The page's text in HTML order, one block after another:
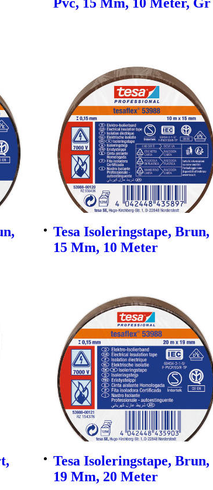
Tesa Isoleringstape, Brun,
15 Mm, 10 Meter
Tesa Isoleringstape, Brun,
19 Mm, 20 Meter